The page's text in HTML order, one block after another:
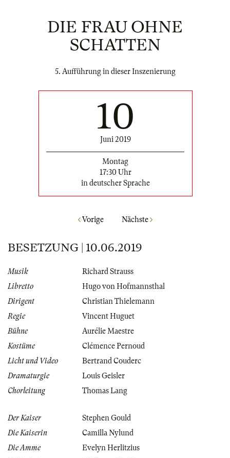
DIE FRAU OHNE
SCHATTEN
5. Aufführung in dieser Inszenierung
10
Juni 2019
Montag
17:30 Uhr
in deutscher Sprache
Vorige Nächste
BESETZUNG | 10.06.2019
Musik
Richard Strauss
Libretto
Hugo von Hofmannsthal
Dirigent
Christian Thielemann
Regie
Vincent Huguet
Bühne
Aurélie Maestre
Kostüme
Clémence Pernoud
Licht und Video
Bertrand Couderc
Dramaturgie
Louis Geisler
Chorleitung
Thomas Lang
Der Kaiser
Stephen Gould
Die Kaiserin
Camilla Nylund
Die Amme
Evelyn Herlitzius